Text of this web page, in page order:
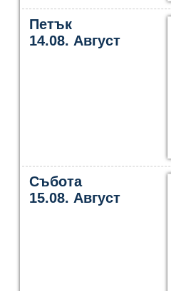
Петък
14.08. Август
Събота
15.08. Август